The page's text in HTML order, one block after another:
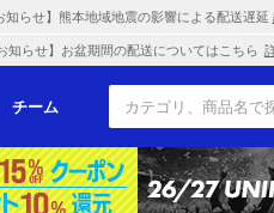
知らせ】熊本地域地震の影響による配送遅延
お知らせ】お盆期間の配送についてはこちら
チーム